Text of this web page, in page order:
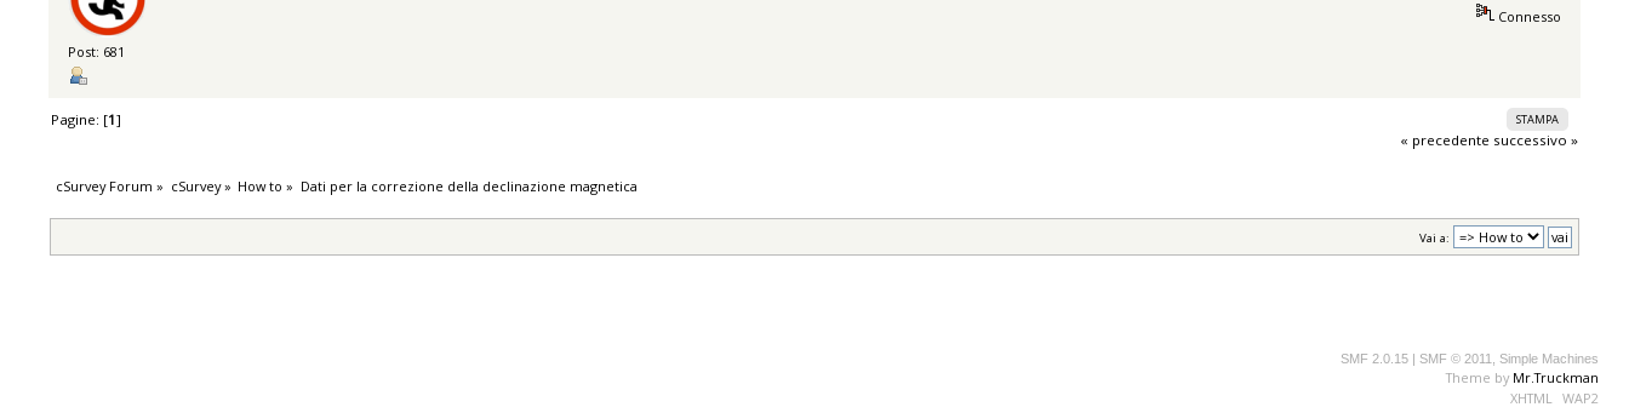
Post: 681
Connesso
STAMPA
Pagine: [1]
« precedente successivo »
cSurvey Forum » cSurvey» How to » Dati per la correzione della declinazione magnetica
Vai a:
SMF 2.0.15 SMF © 2011 Simple Machines
Theme by Mr.Truckman
XHTML WAP2